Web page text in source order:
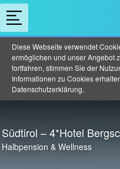
Diese Webseite verwendet
ermöglichen und unser Angebot
fortfahren, stimmen Sie der
Informationen zu Cookies
Datenschutzerklärung.
Südtirol – 4*Hotel
Halbpension & Wellness